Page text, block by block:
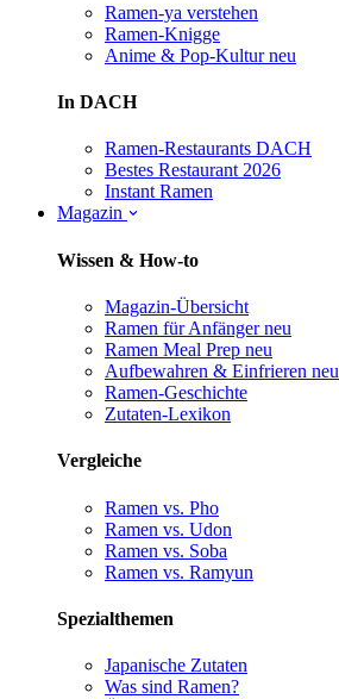
Ramen-ya verstehen
Ramen-Knigge
Anime & Pop-Kultur neu
In DACH
Ramen-Restaurants DACH
Bestes Restaurant 2026
Instant Ramen
Magazin
Wissen & How-to
Magazin-Übersicht
Ramen für Anfänger neu
Ramen Meal Prep neu
Aufbewahren & Einfrieren neu
Ramen-Geschichte
Zutaten-Lexikon
Vergleiche
Ramen vs. Pho
Ramen vs. Udon
Ramen vs. Soba
Ramen vs. Ramyun
Spezialthemen
Japanische Zutaten
Was sind Ramen?